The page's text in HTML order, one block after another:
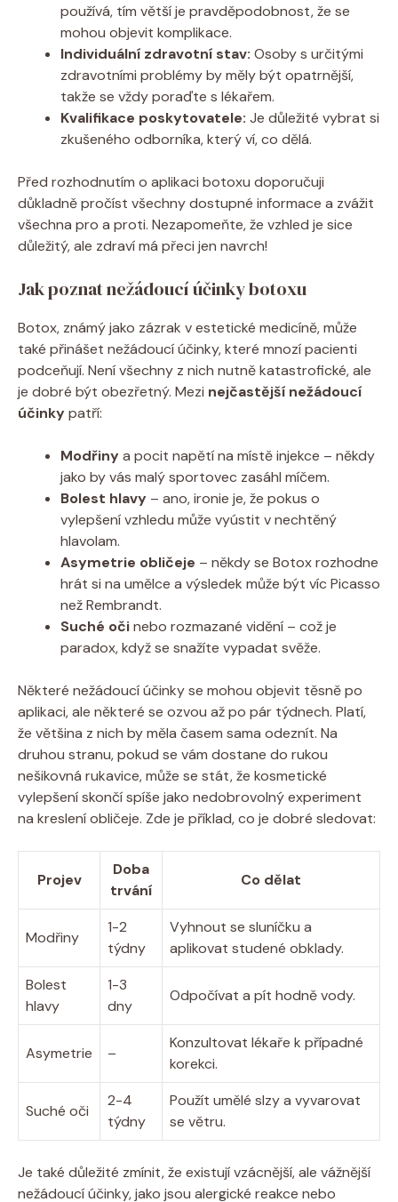
používá, tím větší je pravděpodobnost, že se
mohou objevit komplikace.
Individuální zdravotní stav: Osoby s určitými
zdravotními problémy by měly být opatrnější,
takže se vždy poraďte s lékařem.
Kvalifikace poskytovatele: Je důležité vybrat si
zkušeného odborníka, který ví, co dělá.
Před rozhodnutím o aplikaci botoxu doporučuji
důkladně pročíst všechny dostupné informace a zvážit
všechna pro a proti. Nezapomeňte, že vzhled je sice
důležitý, ale zdraví má přeci jen navrch!
Jak poznat nežádoucí účinky botoxu
Botox, známý jako zázrak v estetické medicíně, může
také přinášet nežádoucí účinky, které mnozí pacienti
podceňují. Není všechny z nich nutně katastrofické, ale
je dobré být obezřetný. Mezi nejčastější nežádoucí
účinkypatří:
Modřinya pocit napětí na místě injekce – někdy
jako by vás malý sportovec zasáhl míčem.
Bolest hlavy – ano, ironie je, že pokus o
vylepšení vzhledu může vyústit v nechtěný
hlavolam.
Asymetrie obličeje – někdy se Botox rozhodne
hrát si na umělce a výsledek může být víc Picasso
než Rembrandt.
Suché očinebo rozmazané vidění – což je
paradox, když se snažíte vypadat svěže.
Některé nežádoucí účinky se mohou objevit těsně po
aplikaci, ale některé se ozvou až po pár týdnech. Platí,
že většina z nich by měla časem sama odeznít. Na
druhou stranu, pokud se vám dostane do rukou
nešikovná rukavice, může se stát, že kosmetické
vylepšení skončí spíše jako nedobrovolný experiment
na kreslení obličeje. Zde je příklad, co je dobré sledovat:
Projev
Doba
trvání
Co dělat
Modřiny
1-2
týdny
Vyhnout se sluníčku a
aplikovat studené obklady.
Bolest
hlavy
1-3
dny
Odpočívat a pít hodně vody.
Asymetrie –
Konzultovat lékaře k případné
korekci.
Suché oči
2-4
týdny
Použít umělé slzy a vyvarovat
se větru.
Je také důležité zmínit, že existují vzácnější, ale vážnější
nežádoucí účinky, jako jsou alergické reakce nebo